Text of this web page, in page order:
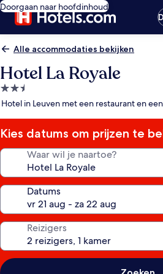
Doorgaan naar hoofdinhoud
Alle accommodaties bekijken
Hotel La Royale
2.5-
sterrenaccommodatie
Hotel in Leuven met een restaurant en
Kies datums om prijzen te
Waar wil je naartoe?
Datums
Reizigers